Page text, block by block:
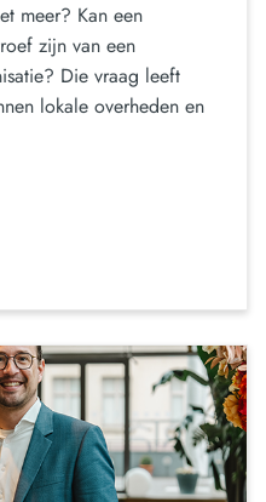
meer? Kan een
zijn van een
Die vraag leeft
lokale overheden en